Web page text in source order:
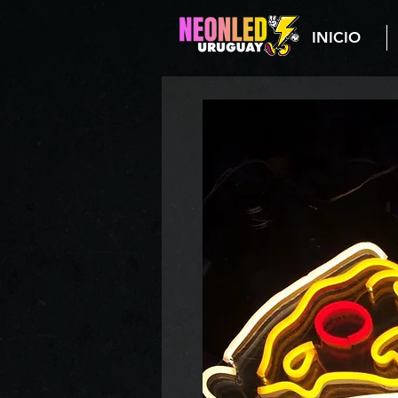
INICIO